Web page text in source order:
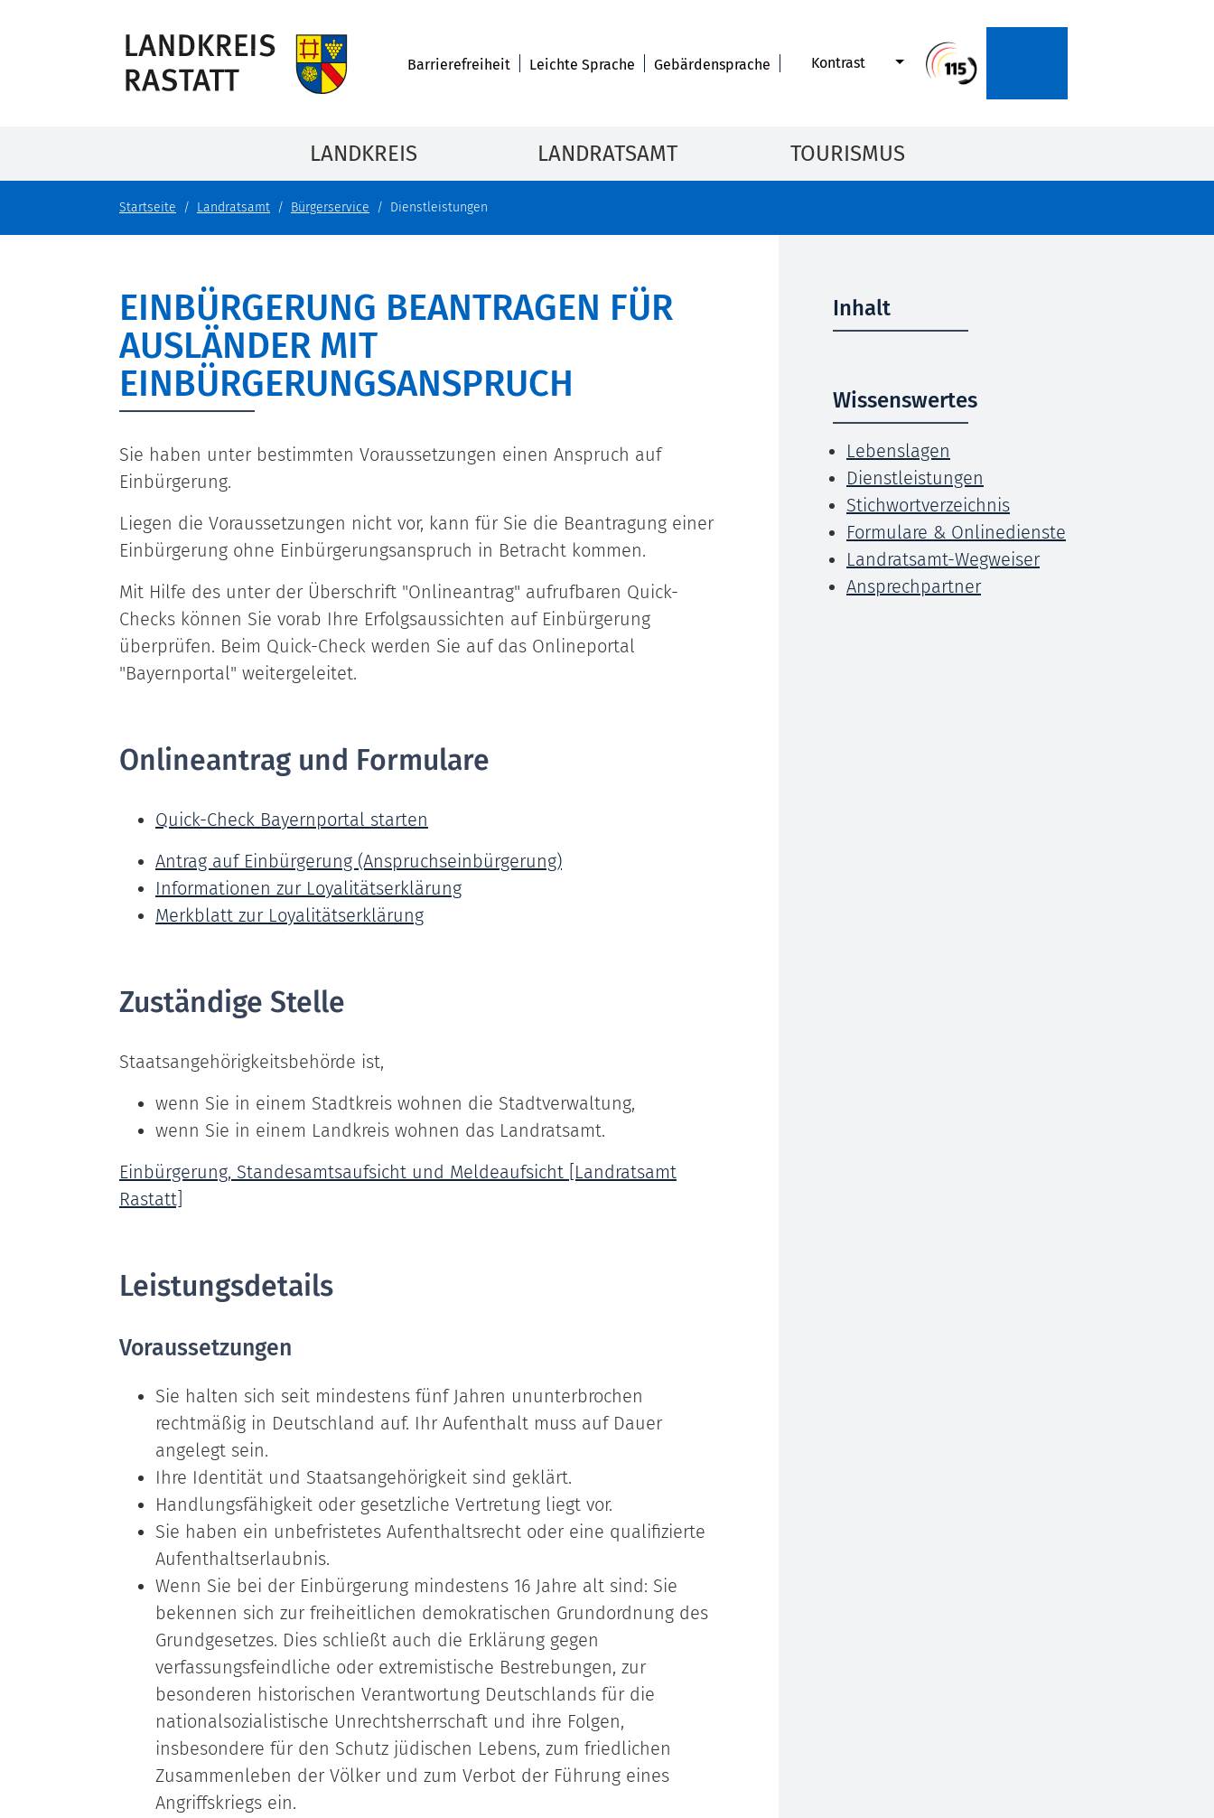
Barrierefreiheit Leichte Sprache Gebärdensprache Kontrast
LANDKREIS LANDRATSAMT TOURISMUS
Startseite Landratsamt Bürgerservice Dienstleistungen
EINBÜRGERUNG BEANTRAGEN FÜR
AUSLÄNDER MIT
EINBÜRGERUNGSANSPRUCH
Sie haben unter bestimmten Voraussetzungen einen Anspruch auf
Einbürgerung.
Liegen die Voraussetzungen nicht vor, kann für Sie die Beantragung einer
Einbürgerung ohne Einbürgerungsanspruch in Betracht kommen.
Mit Hilfe des unter der Überschrift "Onlineantrag" aufrufbaren Quick-
Checks können Sie vorab Ihre Erfolgsaussichten auf Einbürgerung
überprüfen. Beim Quick-Check werden Sie auf das Onlineportal
"Bayernportal" weitergeleitet.
Onlineantrag und Formulare
Quick-Check Bayernportal starten
Antrag auf Einbürgerung (Anspruchseinbürgerung)
Informationen zur Loyalitätserklärung
Merkblatt zur Loyalitätserklärung
Zuständige Stelle
Staatsangehörigkeitsbehörde ist,
wenn Sie in einem Stadtkreis wohnen die Stadtverwaltung,
wenn Sie in einem Landkreis wohnen das Landratsamt.
Einbürgerung, Standesamtsaufsicht und Meldeaufsicht [Landratsamt
Rastatt]
Leistungsdetails
Voraussetzungen
Sie halten sich seit mindestens fünf Jahren ununterbrochen
rechtmäßig in Deutschland auf. Ihr Aufenthalt muss auf Dauer
angelegt sein.
Ihre Identität und Staatsangehörigkeit sind geklärt.
Handlungsfähigkeit oder gesetzliche Vertretung liegt vor.
Sie haben ein unbefristetes Aufenthaltsrecht oder eine qualifizierte
Aufenthaltserlaubnis.
Wenn Sie bei der Einbürgerung mindestens 16 Jahre alt sind: Sie
bekennen sich zur freiheitlichen demokratischen Grundordnung des
Grundgesetzes. Dies schließt auch die Erklärung gegen
verfassungsfeindliche oder extremistische Bestrebungen, zur
besonderen historischen Verantwortung Deutschlands für die
nationalsozialistische Unrechtsherrschaft und ihre Folgen,
insbesondere für den Schutz jüdischen Lebens, zum friedlichen
Zusammenleben der Völker und zum Verbot der Führung eines
Angriffskriegs ein.
Inhalt
Wissenswertes
Lebenslagen
Dienstleistungen
Stichwortverzeichnis
Formulare & Onlinedienste
Landratsamt-Wegweiser
Ansprechpartner